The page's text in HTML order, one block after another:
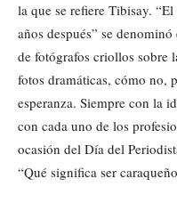
la que se refiere Tibisay.
años después” se
de fotógrafos criollos sobre
fotos dramáticas, cómo no,
esperanza. Siempre con la
con cada uno de los
ocasión del Día del
“Qué significa ser